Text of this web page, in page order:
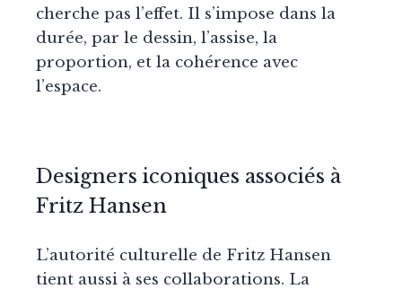
cherche pas l’effet. Il s’impose dans la
durée, par le dessin, l’assise, la
proportion, et la cohérence avec
l’espace.
Designers iconiques associés à
Fritz Hansen
L’autorité culturelle de Fritz Hansen
tient aussi à ses collaborations. La